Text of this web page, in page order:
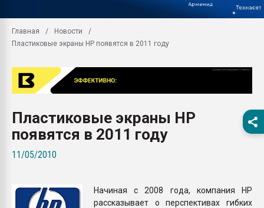
28.07.2026
бутылок
Материал поверхности
вакуумного
ПЕРЕЙТИ НА
Главная
Новости
Пластиковые экраны HP появятся в 2011 году
Пластиковые экраны HP
появятся в 2011 году
11/05/2010
Начиная с 2008 года, компания HP
рассказывает о перспективах гибких